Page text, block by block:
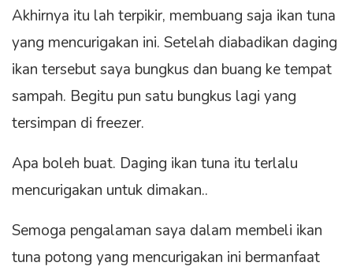
Akhirnya itu lah terpikir, membuang saja ikan tuna
yang mencurigakan ini. Setelah diabadikan daging
ikan tersebut saya bungkus dan buang ke tempat
sampah. Begitu pun satu bungkus lagi yang
tersimpan di freezer.
Apa boleh buat. Daging ikan tuna itu terlalu
mencurigakan untuk dimakan..
Semoga pengalaman saya dalam membeli ikan
tuna potong yang mencurigakan ini bermanfaat